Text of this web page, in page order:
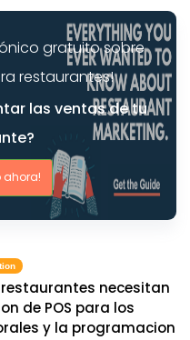
gratuito sobre
restaurantes!
las ventas de tu
ahora!
restaurantes necesitan
de POS para los
y la programacion